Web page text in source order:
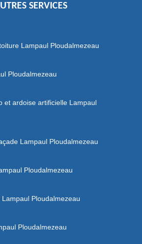
SERVICES
Lampaul Ploudalmezeau
Ploudalmezeau
et ardoise artificielle Lampaul
Lampaul Ploudalmezeau
Ploudalmezeau
Ploudalmezeau
Ploudalmezeau